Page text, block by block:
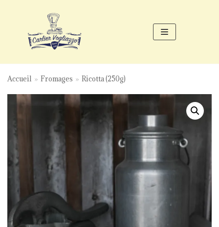
contenu
Accueil » Fromages » Ricotta (250g)